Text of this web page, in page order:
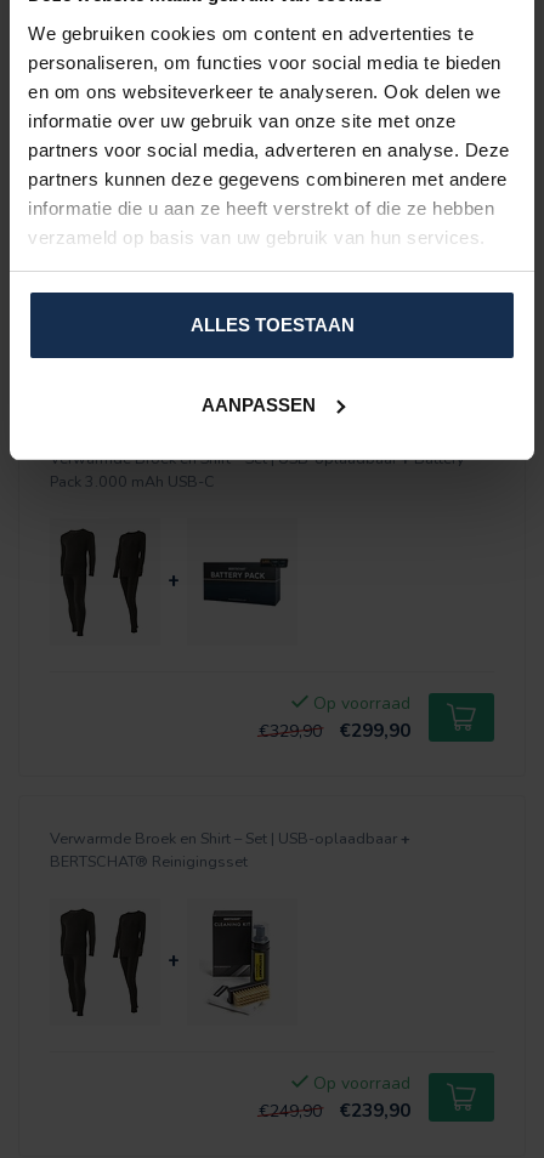
We gebruiken cookies om content en advertenties te
personaliseren, om functies voor social media te bieden
en om ons websiteverkeer te analyseren. Ook delen we
informatie over uw gebruik van onze site met onze
partners voor social media, adverteren en analyse. Deze
partners kunnen deze gegevens combineren met andere
informatie die u aan ze heeft verstrekt of die ze hebben
verzameld op basis van uw gebruik van hun services.
ALLES TOESTAAN
AANPASSEN
SPECIFICATIES
Verwarmde Broek en Shirt – Set | USB-oplaadbaar+Battery
Pack 3.000 mAh USB-C
+
Op voorraad
€329,90
€299,90
Verwarmde Broek en Shirt – Set | USB-oplaadbaar +
BERTSCHAT® Reinigingsset
+
Op voorraad
€249,90
€239,90